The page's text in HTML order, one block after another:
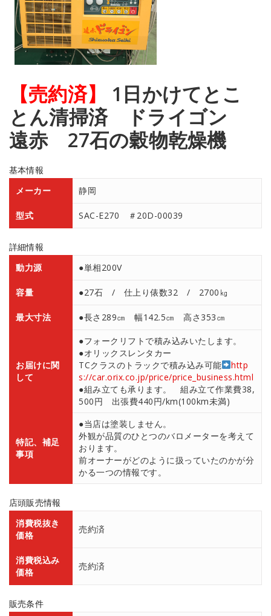
【売約済】
1日かけてとこ
とん清掃済 ドライゴン
遠赤 27石の穀物乾燥機
基本情報
メーカー
静岡
型式 SAC-E270 ＃20D-00039
詳細情報
動力源
●単相200V
容量 ●27石 / 仕上り俵数32 / 2700㎏
最大寸法 ●長さ289㎝ 幅142.5㎝ 高さ353㎝
お届けに関
して
●フォークリフトで積み込みいたします。
●オリックスレンタカー
TCクラスのトラックで積み込み可能
http
s://car.orix.co.jp/price/price_business.html
●組み立ても承ります。 組み立て作業費38,
500円 出張費440円/km(100km未満)
特記、補足
事項
●当店は塗装しません。
外観が品質のひとつのバロメーターを考えて
おります。
前オーナーがどのように扱っていたのかが分
かる一つの情報です。
店頭販売情報
消費税抜き
価格
売約済
消費税込み
価格
売約済
販売条件